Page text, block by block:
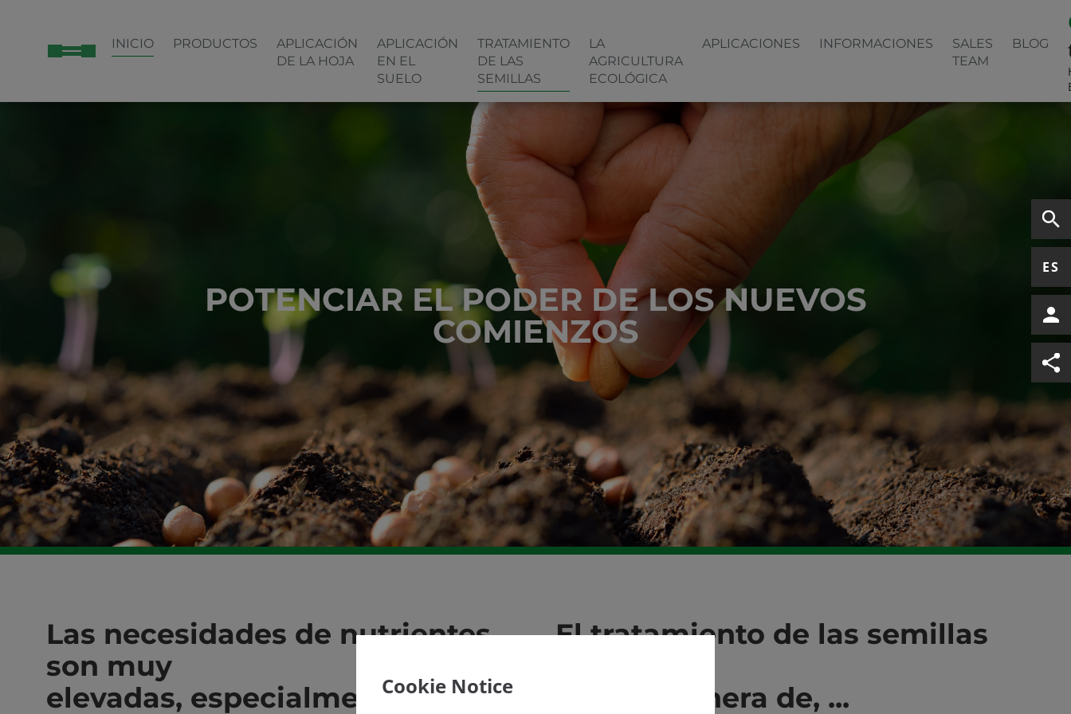
INICIO PRODUCTOS
APLICACIÓN
DE LA HOJA
APLICACIÓN
EN EL
SUELO
TRATAMIENTO
DE LAS
SEMILLAS
LA
AGRICULTURA
ECOLÓGICA
APLICACIONES INFORMACIONES
SALES
TEAM
BLOG
POTENCIAR EL PODER DE LOS NUEVOS
COMIENZOS
ES
Las necesidades de nutrientes
son muy
elevadas, especialmente al
El tratamiento de las semillas
buena manera de, ...
Cookie Notice